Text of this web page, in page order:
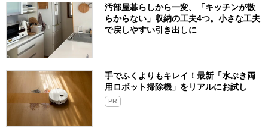
汚部屋暮らしから一変、「キッチンが散
らからない」収納の工夫4つ。小さな工夫
で戻しやすい引き出しに
手でふくよりもキレイ！最新「水ぶき両
用ロボット掃除機」をリアルにお試し
PR